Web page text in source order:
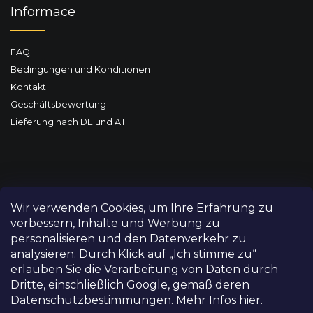
Wir verwenden Cookies, um Ihre Erfahrung zu
verbessern, Inhalte und Werbung zu
personalisieren und den Datenverkehr zu
analysieren. Durch Klick auf „Ich stimme zu“
erlauben Sie die Verarbeitung von Daten durch
Dritte, einschließlich Google, gemäß deren
Datenschutzbestimmungen. Mehr Infos hier.
Informace
FAQ
Bedingungen und Konditionen
Kontakt
Geschäftsbewertung
Lieferung nach DE und AT